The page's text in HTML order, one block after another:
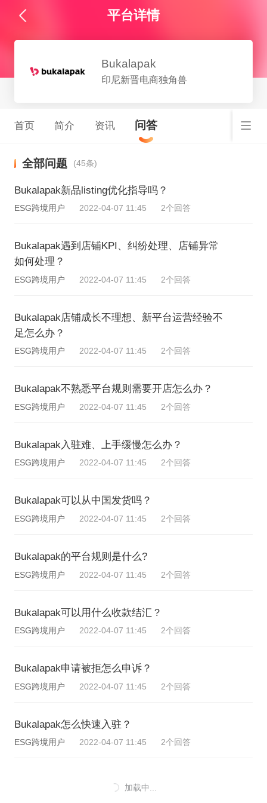
平台详情
Bukalapak
印尼新晋电商独角兽
首页 简介 资讯 问答
全部问题 (45条)
Bukalapak新品listing优化指导吗？
ESG跨境用户 2022-04-07 11:45 2个回答
Bukalapak遇到店铺KPI、纠纷处理、店铺异常
如何处理？
ESG跨境用户 2022-04-07 11:45 2个回答
Bukalapak店铺成长不理想、新平台运营经验不
足怎么办？
ESG跨境用户 2022-04-07 11:45 2个回答
Bukalapak不熟悉平台规则需要开店怎么办？
ESG跨境用户 2022-04-07 11:45 2个回答
Bukalapak入驻难、上手缓慢怎么办？
ESG跨境用户 2022-04-07 11:45 2个回答
Bukalapak可以从中国发货吗？
ESG跨境用户 2022-04-07 11:45 2个回答
Bukalapak的平台规则是什么?
ESG跨境用户 2022-04-07 11:45 2个回答
Bukalapak可以用什么收款结汇？
ESG跨境用户 2022-04-07 11:45 2个回答
Bukalapak申请被拒怎么申诉？
ESG跨境用户 2022-04-07 11:45 2个回答
Bukalapak怎么快速入驻？
ESG跨境用户 2022-04-07 11:45 2个回答
加载中...